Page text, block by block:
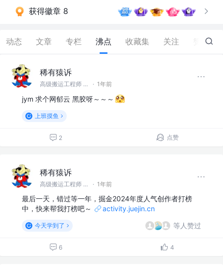
获得徽章 8
动态 文章 专栏 沸点 收藏集 关注 4.6K
稀有猿诉
高级搬运工程师 @稀有猿诉 · 1年前
jym 求个网郁云 黑胶呀～～～
上班摸鱼
2 点赞
稀有猿诉
高级搬运工程师 @稀有猿诉 · 1年前
最后一天，错过等一年，掘金2024年度人气创作者打榜
中，快来帮我打榜吧～
activity.juejin.cn
今天学到了 等人赞过
6 4